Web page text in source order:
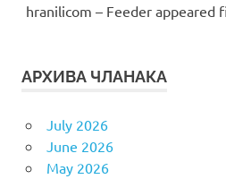
hranilicom – Feeder
АРХИВА ЧЛАНАКА
July 2026
June 2026
May 2026